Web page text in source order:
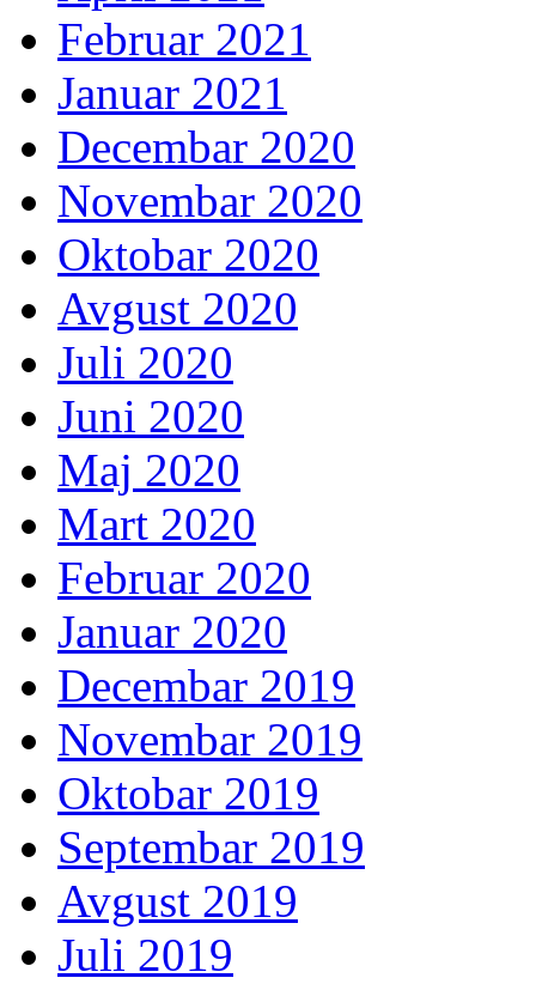
Februar 2021
Januar 2021
Decembar 2020
Novembar 2020
Oktobar 2020
Avgust 2020
Juli 2020
Juni 2020
Maj 2020
Mart 2020
Februar 2020
Januar 2020
Decembar 2019
Novembar 2019
Oktobar 2019
Septembar 2019
Avgust 2019
Juli 2019